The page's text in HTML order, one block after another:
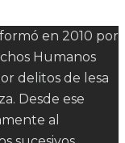
en 2010 por
Humanos
delitos de lesa
Desde ese
al